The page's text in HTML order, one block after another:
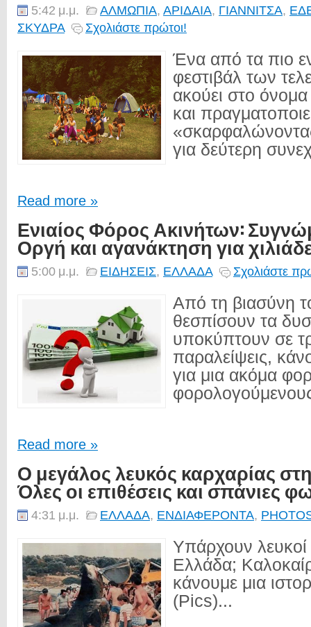
5:42 μ.μ. ΑΛΜΩΠΙΑ, ΑΡΙΔΑΙΑ, ΓΙΑΝΝΙΤΣΑ,
ΣΚΥΔΡΑ
Σχολιάστε πρώτοι!
Ένα από τα πιο
φεστιβάλ των
ακούει στο
και
για δεύτερη
Read more »
Ενιαίος Φόρος Ακινήτων:
Οργή και αγανάκτηση για
5:00 μ.μ. ΕΙΔΗΣΕΙΣ, ΕΛΛΑΔΑ Σχολιάστε
Από τη βιασύνη
θεσπίσουν τα
υποκύπτουν σε
παραλείψεις,
για μια ακόμα
Read more »
Ο μεγάλος λευκός καρχαρίας
Όλες οι επιθέσεις και σπάνιες
4:31 μ.μ. ΕΛΛΑΔΑ, ΕΝΔΙΑΦΕΡΟΝΤΑ,
Υπάρχουν λευκοί
Ελλάδα;
κάνουμε μια
(Pics)...